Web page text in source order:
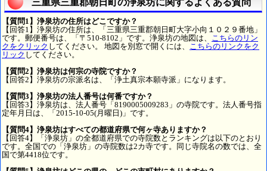
三重県三重郡朝日町の浄泉坊に関するよくある質問
【質問1】浄泉坊の住所はどこですか？
【回答1】浄泉坊の住所は、「三重県三重郡朝日町大字小向１０２９番地」
です。郵便番号は、「〒510-8102」です。浄泉坊の地図は、 こちらのリン
クをクリック してください。 地図を別窓で開くには、 こちらのリンクをク
リック してください。
【質問2】浄泉坊は何宗の寺院ですか？
【回答2】浄泉坊の宗派名は、「浄土真宗本願寺派」になります。
【質問3】浄泉坊の法人番号は何番ですか？
【回答3】浄泉坊は、法人番号「8190005009283」の寺院です。法人番号指
定年月日は、「2015-10-05(月曜日)」です。
【質問4】浄泉坊はすべての都道府県で何ヶ寺ありますか？
【回答4】「浄泉坊」の全都道府県での寺院数とランキングは以下のとおり
です。全国での「浄泉坊」の寺院数は2カ寺です。同じ寺院名の数では、全
国で第4418位です。